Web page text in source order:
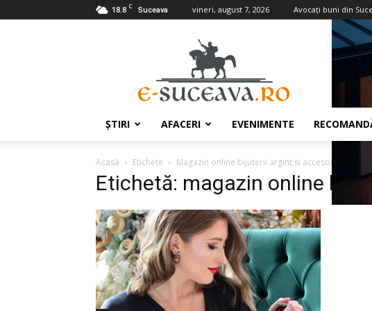
18.8 C Suceava vineri, august 7, 2026 Avocaţi buni din
ŞTIRI AFACERI EVENIMENTE
Acasă Etichete Magazin online bijuterii argint si accesorii
Etichetă: magazin online